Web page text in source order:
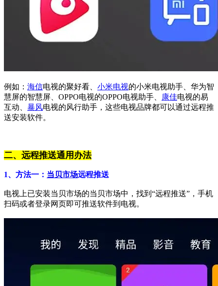
例如： 海信电视的聚好看、 小米电视的小米电视助手、华为智
慧屏的智慧屏、OPPO电视的OPPO电视助手、
康佳电视的易
互动、 暴风电视的风行助手，这些电视品牌都可以通过远程推
送安装软件。
二、远程推送通用办法
1、方法一： 当贝市场远程推送
电视上已安装当贝市场的当贝市场中，找到“远程推送”，手机
扫码或者登录网页即可推送软件到电视。